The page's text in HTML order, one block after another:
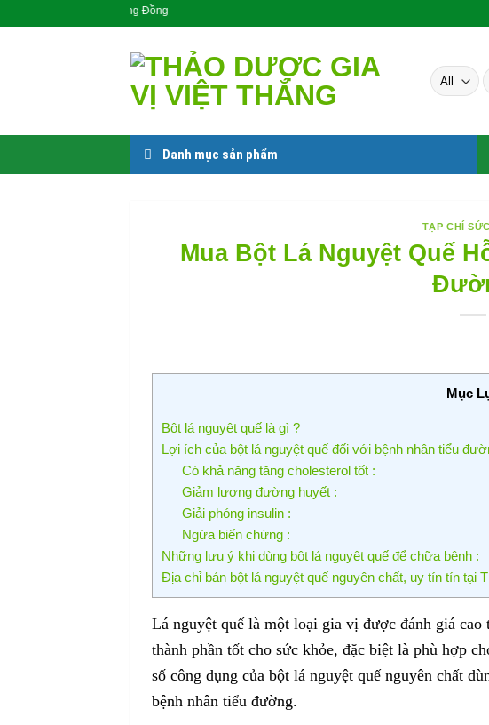
Danh mục sản phẩm
TẠP CHÍ
Mua Bột Lá Nguyệt Quế
Mục
Bột lá nguyệt quế là gì ?
Lợi ích của bột lá nguyệt quế đối với bệnh nhân tiểu
Có khả năng tăng cholesterol tốt :
Giảm lượng đường huyết :
Giải phóng insulin :
Ngừa biến chứng :
Những lưu ý khi dùng bột lá nguyệt quế để chữa bệnh :
Địa chỉ bán bột lá nguyệt quế nguyên chất, uy tín tín tại
Lá nguyệt quế là một loại gia vị được đánh giá
thành phần tốt cho sức khỏe, đặc biệt là phù hợp
số công dụng của bột lá nguyệt quế nguyên chất
bệnh nhân tiểu đường.